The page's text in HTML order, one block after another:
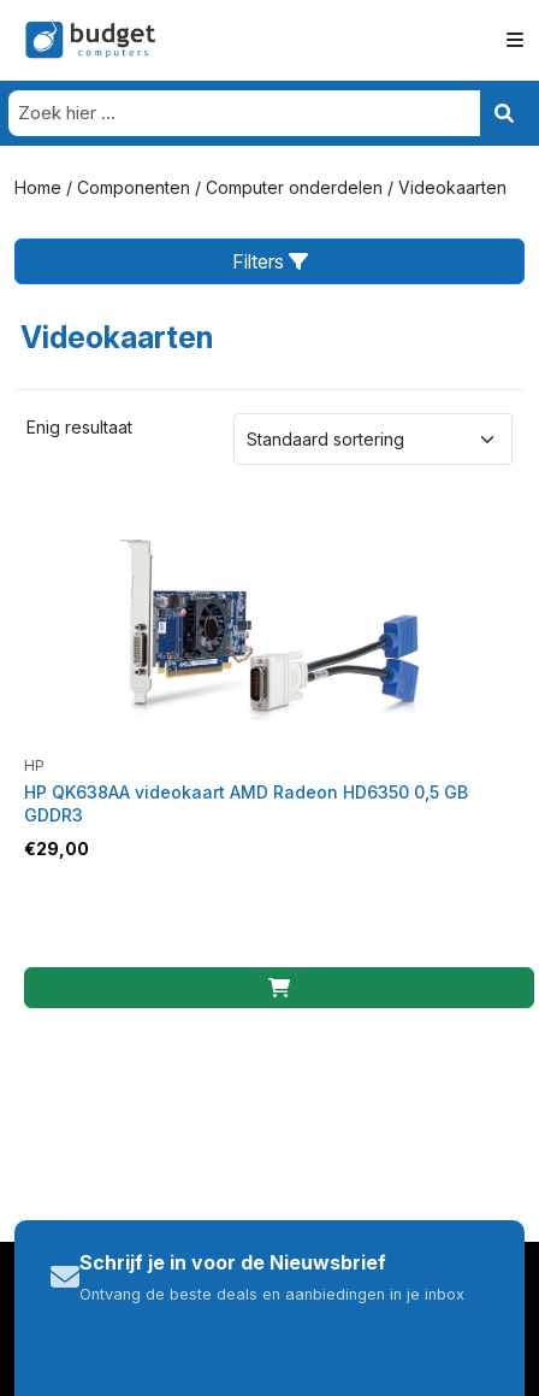
Home / Componenten / Computer onderdelen / Videokaarten
Filters
Videokaarten
Enig resultaat
HP
HP QK638AA videokaart AMD Radeon HD6350 0,5 GB
GDDR3
€29,00
Schrijf je in voor de Nieuwsbrief
Ontvang de beste deals en aanbiedingen in je inbox